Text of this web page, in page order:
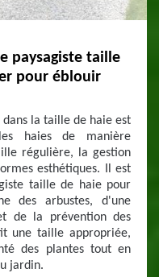
paysagiste taille
pour éblouir
dans la taille de haie est
haies de manière
régulière, la gestion
esthétiques. Il est
taille de haie pour
des arbustes, d'une
de la prévention des
une taille appropriée,
des plantes tout en
jardin.